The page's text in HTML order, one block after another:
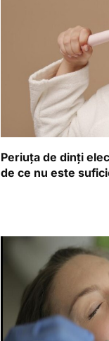
Periuța de dinți
de ce nu este